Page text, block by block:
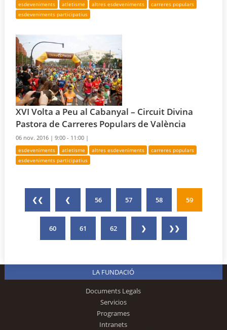
esdeveniments atletisme altres esdeveniments
carreres populars
esdeveniments participatius
XVI Volta a Peu al Cabanyal – Circuit Divina
Pastora de Carreres Populars de València
06 nov. 2016 |9:00 - 11:00 |
esdeveniments atletisme altres esdeveniments
carreres populars
esdeveniments participatius
❮❮ ❮ 56 57 58 59
60 61 62 ❯ ❯❯
LA FUNDACIÓ
Documents Legals
Servicios
Programes
Intranets